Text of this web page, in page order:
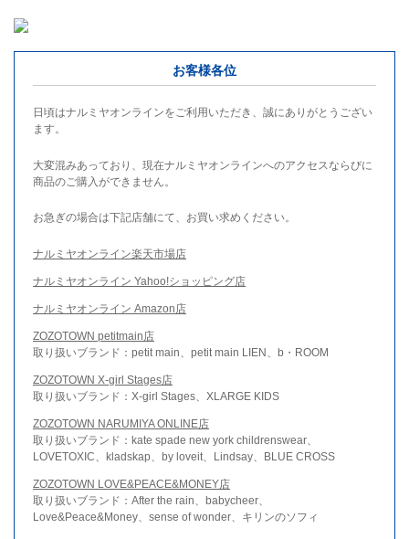
お客様各位
日頃はナルミヤオンラインをご利用いただき、誠にありがとうござい
ます。
大変混みあっており、現在ナルミヤオンラインへのアクセスならびに
商品のご購入ができません。
お急ぎの場合は下記店舗にて、お買い求めください。
ナルミヤオンライン楽天市場店
ナルミヤオンライン Yahoo!ショッピング店
ナルミヤオンライン Amazon店
ZOZOTOWN petitmain店
取り扱いブランド：petit main、petit main LIEN、b・ROOM
ZOZOTOWN X-girl Stages店
取り扱いブランド：X-girl Stages、XLARGE KIDS
ZOZOTOWN NARUMIYA ONLINE店
取り扱いブランド：kate spade new york childrenswear、
LOVETOXIC、kladskap、by loveit、Lindsay、BLUE CROSS
ZOZOTOWN LOVE&PEACE&MONEY店
取り扱いブランド：After the rain、babycheer、
Love&Peace&Money、sense of wonder、キリンのソフィ